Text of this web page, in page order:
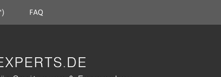
FAQ